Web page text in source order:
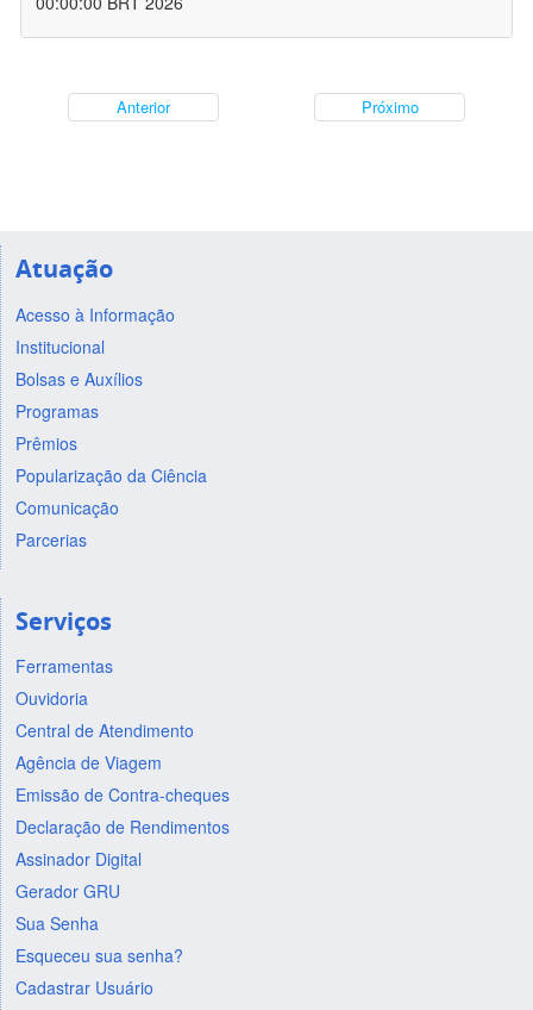
Anterior Próximo
Atuação
Acesso à Informação
Institucional
Bolsas e Auxílios
Programas
Prêmios
Popularização da Ciência
Comunicação
Parcerias
Serviços
Ferramentas
Ouvidoria
Central de Atendimento
Agência de Viagem
Emissão de Contra-cheques
Declaração de Rendimentos
Assinador Digital
Gerador GRU
Sua Senha
Esqueceu sua senha?
Cadastrar Usuário